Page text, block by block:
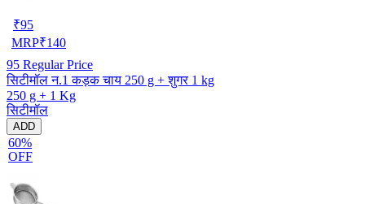
₹95
MRP₹140
95 Regular Price
सिटीमॉल न.1 कड़क चाय 250 g + शुगर 1 kg
250 g + 1 Kg
सिटीमॉल
ADD
60%
OFF